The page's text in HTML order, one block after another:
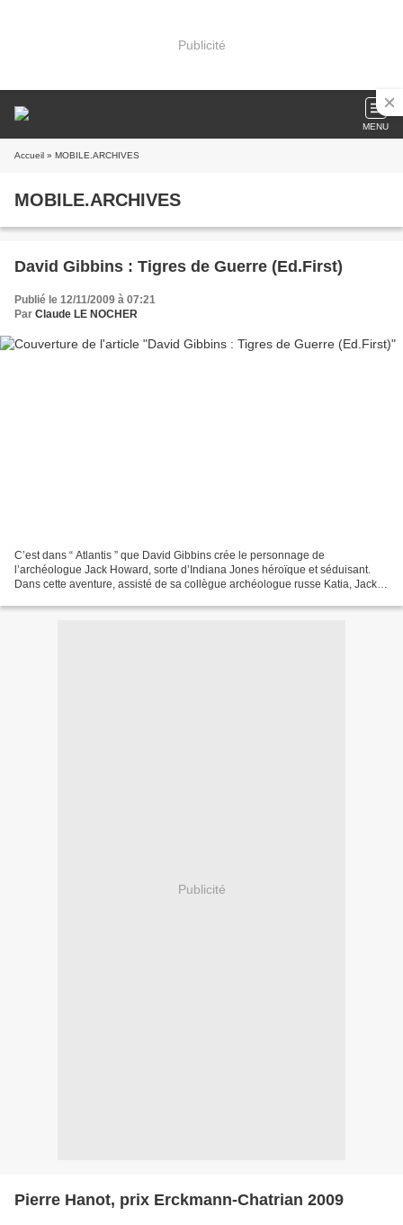
Publicité
MENU
Accueil » MOBILE.ARCHIVES
MOBILE.ARCHIVES
David Gibbins : Tigres de Guerre (Ed.First)
Publié le 12/11/2009 à 07:21
Par Claude LE NOCHER
C’est dans “ Atlantis ” que David Gibbins crée le personnage de
l’archéologue Jack Howard, sorte d’Indiana Jones héroïque et séduisant.
Dans cette aventure, assisté de sa collègue archéologue russe Katia, Jack
Publicité
Pierre Hanot, prix Erckmann-Chatrian 2009